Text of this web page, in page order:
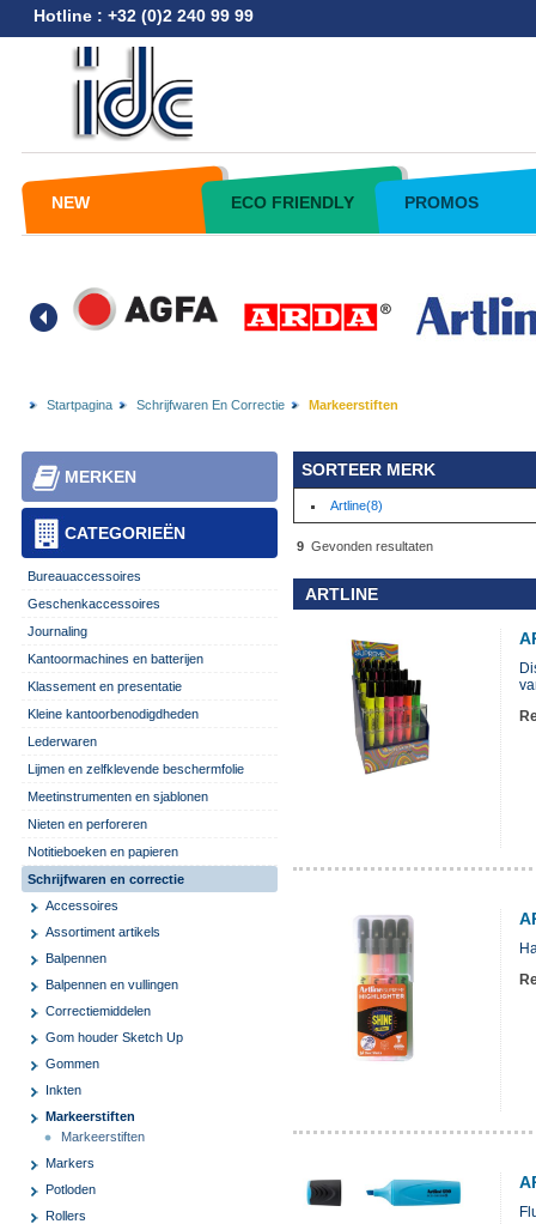
Hotline : +32 (0)2 240 99 99
NEW ECO FRIENDLY PROMOS
Startpagina Schrijfwaren En Correctie Markeerstiften
CATEGORIEËN
MERKEN
Bureauaccessoires
Geschenkaccessoires
Journaling
Kantoormachines en batterijen
Klassement en presentatie
Kleine kantoorbenodigdheden
Lederwaren
Lijmen en zelfklevende beschermfolie
Meetinstrumenten en sjablonen
Nieten en perforeren
Notitieboeken en papieren
Schrijfwaren en correctie
Accessoires
Assortiment artikels
Balpennen
Balpennen en vullingen
Correctiemiddelen
Gom houder Sketch Up
Gommen
Inkten
Markeerstiften
Markeerstiften
Markers
Potloden
Rollers
SORTEER MERK
Artline(8)
9 Gevonden resultaten
ARTLINE